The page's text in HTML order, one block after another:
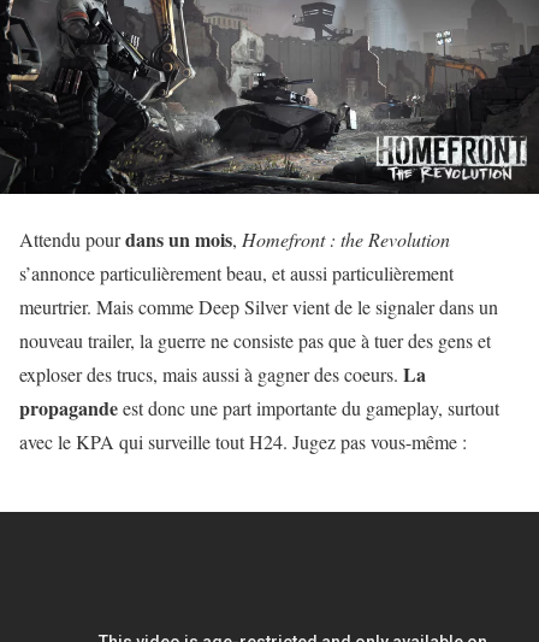
Attendu pourdans un mois, Homefront : the Revolution
s’annonce particulièrement beau, et aussi particulièrement
meurtrier. Mais comme Deep Silver vient de le signaler dans un
nouveau trailer, la guerre ne consiste pas que à tuer des gens et
exploser des trucs, mais aussi à gagner des coeurs. La
propagandeest donc une part importante du gameplay, surtout
avec le KPA qui surveille tout H24. Jugez pas vous-même :